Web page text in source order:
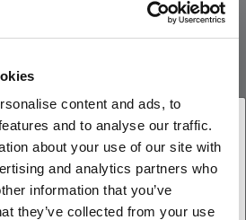
content and ads, to
and to analyse our traffic.
about your use of our site with
and analytics partners who
information that you’ve
they’ve collected from your use
o bezpieczeństwie
to connect a fan, a heated
unit to the MightyBoard
be considered the "male" end.
biznesowym, czy klientem